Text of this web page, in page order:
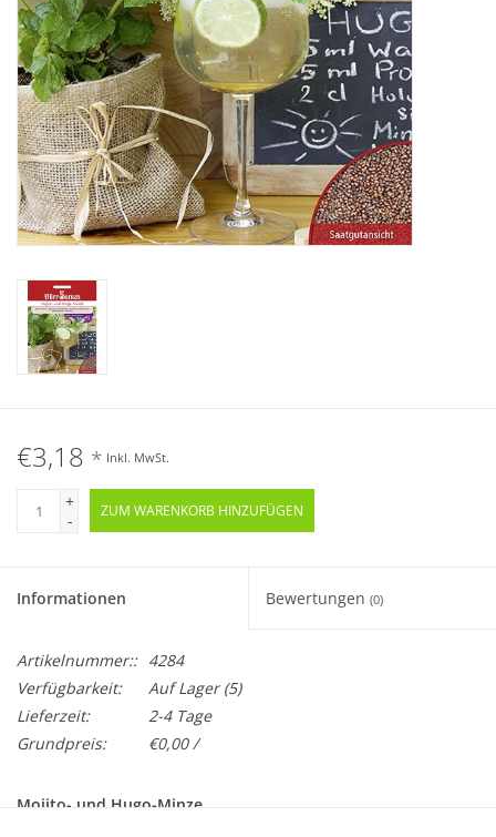
€3,18 * Inkl. MwSt.
+
-
ZUM WARENKORB HINZUFÜGEN
Informationen Bewertungen (0)
Artikelnummer:: 4284
Verfügbarkeit:
Auf Lager(5)
Lieferzeit:
2-4 Tage
Grundpreis:
€0,00 /
Mojito- und Hugo-Minze